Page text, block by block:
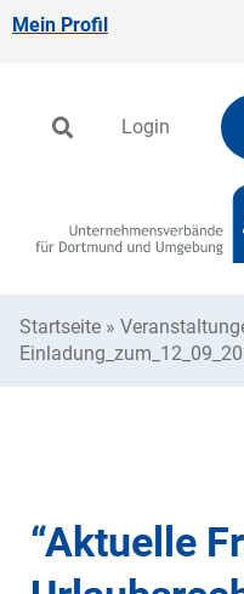
Mein Profil
Login
Startseite »
“Aktuelle